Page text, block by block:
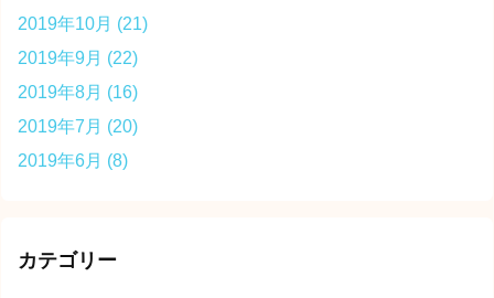
2019年10月 (21)
2019年9月 (22)
2019年8月 (16)
2019年7月 (20)
2019年6月 (8)
カテゴリー